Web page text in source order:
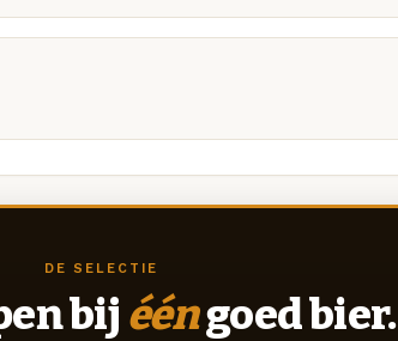
DE SELECTIE
bij ééngoed bier.